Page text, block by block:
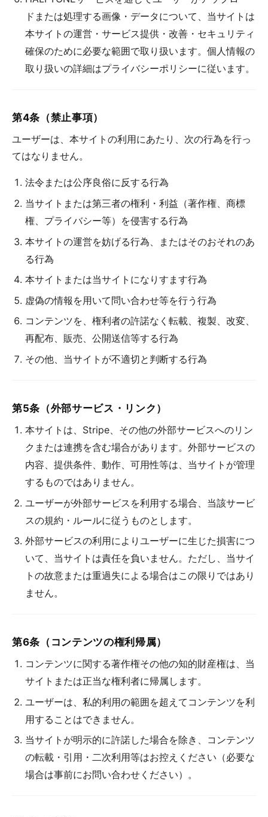
ドまたは処理する画像・データについて、当サイトは
本サイトの運営・サービス提供・改善・セキュリティ
確保のために必要な範囲で取り扱います。個人情報の
取り扱いの詳細はプライバシーポリシーに従います。
第4条（禁止事項）
ユーザーは、本サイトの利用にあたり、次の行為を行っ
てはなりません。
法令または公序良俗に反する行為
当サイトまたは第三者の権利・利益（著作権、商標
権、プライバシー等）を侵害する行為
本サイトの運営を妨げる行為、またはそのおそれのあ
る行為
本サイトまたは当サイトになりすます行為
虚偽の情報を用いて問い合わせ等を行う行為
コンテンツを、権利者の許諾なく転載、複製、改変、
再配布、販売、公開送信等する行為
その他、当サイトが不適切と判断する行為
第5条（外部サービス・リンク）
本サイトは、Stripe、その他の外部サービスへのリン
クまたは連携を含む場合があります。外部サービスの
内容、提供条件、動作、可用性等は、当サイトが管理
するものではありません。
ユーザーが外部サービスを利用する場合、当該サービ
スの規約・ルールに従うものとします。
外部サービスの利用によりユーザーに生じた損害につ
いて、当サイトは責任を負いません。ただし、当サイ
トの故意または重過失による場合はこの限りではあり
ません。
第6条（コンテンツの権利帰属）
コンテンツに関する著作権その他の知的財産権は、当
サイトまたは正当な権利者に帰属します。
ユーザーは、私的利用の範囲を超えてコンテンツを利
用することはできません。
当サイトが明示的に許諾した場合を除き、コンテンツ
の転載・引用・二次利用等はお控えください（必要な
場合は事前にお問い合わせください）。